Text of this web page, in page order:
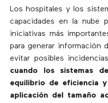
Los hospitales y los
capacidades en la nube
iniciativas más
para generar información
evitar posibles
cuando los sistemas
equilibrio de eficiencia
aplicación del tamaño